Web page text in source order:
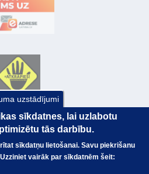
uzstādījumi
sīkdatnes, lai uzlabotu
tās darbību.
sīkdatņu lietošanai. Savu piekrišanu
vairāk par sīkdatnēm šeit: